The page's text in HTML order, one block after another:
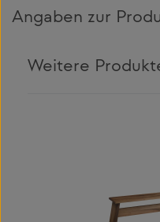
Angaben zur
Weitere